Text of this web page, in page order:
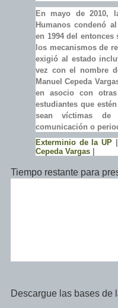
En mayo de 2010,
Humanos condenó
en 1994 del entonces
los mecanismos de
exigió al estado
vez con el nombre
Manuel Cepeda
en asocio con
estudiantes que
sean víctimas de
comunicación o
Exterminio de la UP|
Cepeda Vargas
Tiempo restante para
Descargue las bases de